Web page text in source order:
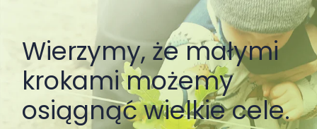
Wierzymy, że małymi
krokami możemy
osiągnąć wielkie cele.